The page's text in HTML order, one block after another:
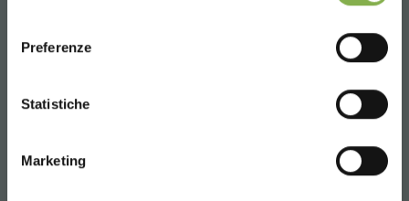
Preferenze
Statistiche
Marketing
(seleziona l'opzione Newsletter in fase di
* Sconti non cumulabili, calcolati al netto di